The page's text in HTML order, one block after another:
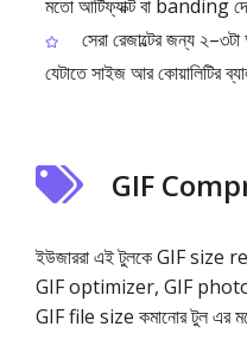
মতো আর্টিফ্যাক্ট বা banding
সেরা রেজাল্টের জন্য
যেটাতে সাইজ আর কোয়ালিটির
GIF
ইউজাররা এই টুলকে GIF
GIF optimizer, GIF photo
GIF file size কমানোর টুল এর মতো